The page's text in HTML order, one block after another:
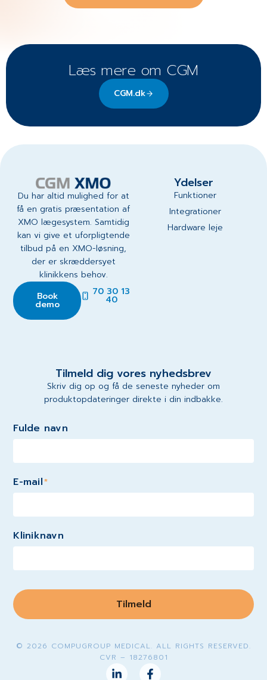
Læs mere om CGM
CGM.dk
Du har altid mulighed for at
få en gratis præsentation af
XMO lægesystem. Samtidig
kan vi give et uforpligtende
tilbud på en XMO-løsning,
der er skræddersyet
klinikkens behov.
Book
demo
70 30 13
40
Ydelser
Funktioner
Integrationer
Hardware leje
Tilmeld dig vores nyhedsbrev
Skriv dig op og få de seneste nyheder om
produktopdateringer direkte i din indbakke.
Fulde navn
E-mail*
Kliniknavn
Tilmeld
© 2026 COMPUGROUP MEDICAL. ALL RIGHTS RESERVED.
CVR – 18276801